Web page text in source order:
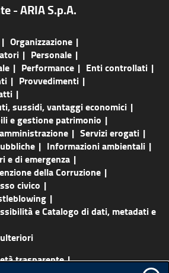
- ARIA S.p.A.
Organizzazione
Personale
Performance
Enti controllati
Provvedimenti
sussidi, vantaggi economici
e gestione patrimonio
Servizi erogati
Informazioni ambientali
e di emergenza
della Corruzione
civico
e Catalogo di dati, metadati e
trasparente